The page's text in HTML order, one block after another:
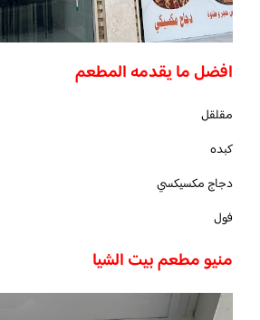
افضل ما يقدمه المطعم
مقلقل
كبده
دجاج مكسيكسي
فول
منيو مطعم بيت الشيا